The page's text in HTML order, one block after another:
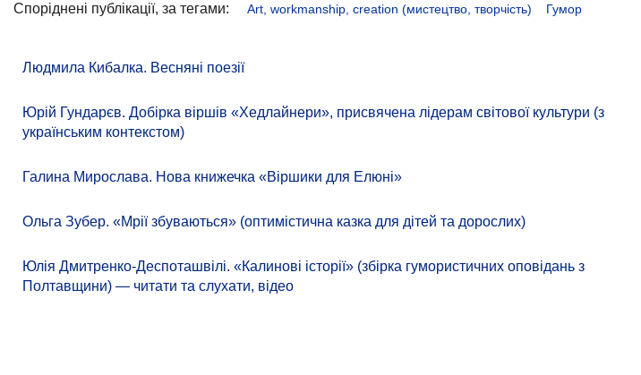
Споріднені публікації, за тегами: Art, workmanship, creation (мистецтво, творчість) Гумор
Людмила Кибалка. Весняні поезії
Юрій Гундарєв. Добірка віршів «Хедлайнери», присвячена лідерам світової культури (з
українським контекстом)
Галина Мирослава. Нова книжечка «Віршики для Елюні»
Ольга Зубер. «Мрії збуваються» (оптимістична казка для дітей та дорослих)
Юлія Дмитренко-Деспоташвілі. «Калинові історії» (збірка гумористичних оповідань з
Полтавщини) — читати та слухати, відео